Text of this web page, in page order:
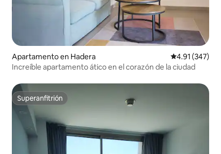
Apartamento en Hadera Calificación
4.91 (347)
Increíble apartamento ático en el corazón de la ciudad
Superanfitrión
Superanfitrión